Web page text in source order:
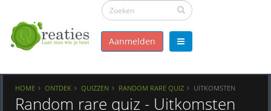
Aanmelden
HOME ONTDEK QUIZZEN RANDOM RARE QUIZ UITKOMSTEN
Random rare quiz - Uitkomsten